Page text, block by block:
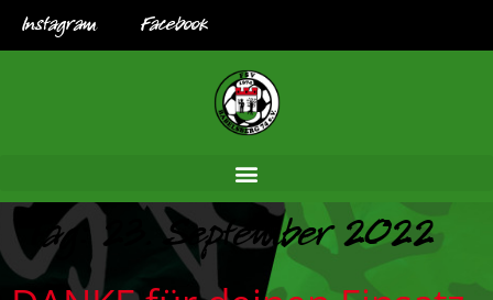
Instagram Facebook
Tag: 23. September 2022